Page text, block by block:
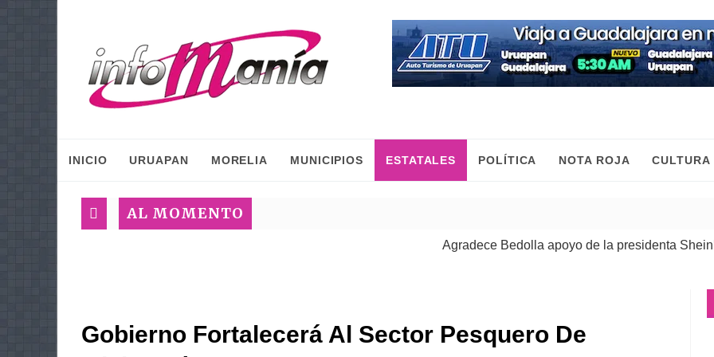
INICIO URUAPAN MORELIA MUNICIPIOS ESTATALES POLÍTICA NOTA ROJA CULTURA
AL MOMENTO
Agradece Bedolla apoyo de la presidenta Sheinbaum
Gobierno Fortalecerá Al Sector Pesquero De